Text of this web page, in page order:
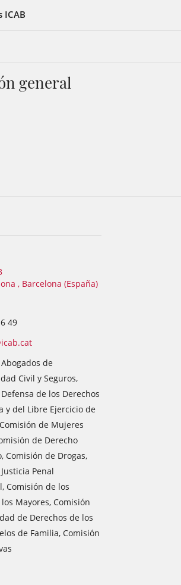
ICAB
general
, Barcelona (España)
49
de
Civil y Seguros,
de los Derechos
y del Libre Ejercicio de
de Mujeres
de Derecho
Comisión de Drogas,
Penal
Comisión de los
Mayores, Comisión
de Derechos de los
de Familia, Comisión